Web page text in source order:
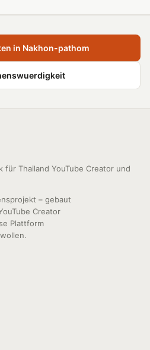
in Nakhon-pathom
für Thailand YouTube Creator und
– gebaut
Creator
Plattform